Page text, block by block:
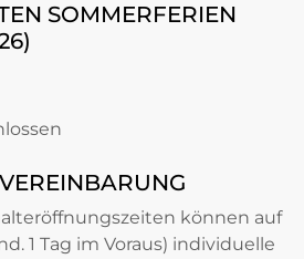
SOMMERFERIEN
können auf
1 Tag im Voraus) individuelle